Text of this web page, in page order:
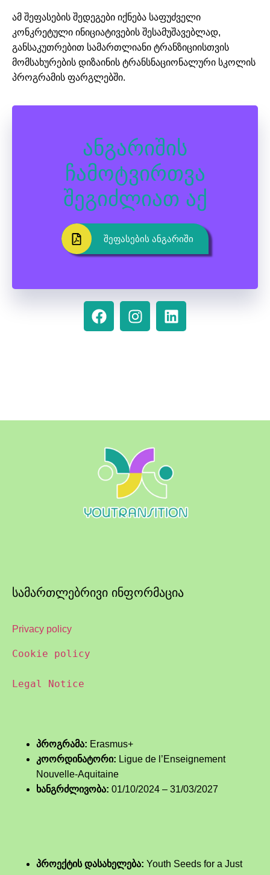
ამ შეფასების შედეგები იქნება საფუძველი
კონკრეტული ინიციატივების შესამუშავებლად,
განსაკუთრებით სამართლიანი ტრანზიციისთვის
მომსახურების დიზაინის ტრანსნაციონალური სკოლის
პროგრამის ფარგლებში.
Ანგარიშის
Ჩამოტვირთვა
Შეგიძლიათ Აქ
შეფასების ანგარიში
სამართლებრივი ინფორმაცია
Privacy policy
Cookie policy
Legal Notice
პროგრამა: Erasmus+
კოორდინატორი: Ligue de l’Enseignement
Nouvelle-Aquitaine
ხანგრძლივობა: 01/10/2024 – 31/03/2027
პროექტის დასახელება: Youth Seeds for a Just